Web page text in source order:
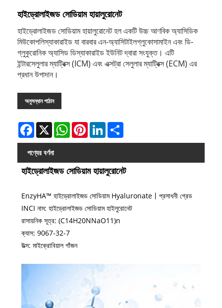
হাইড্রোলাইজড সোডিয়াম হায়ালুরোনেট
হাইড্রোলাইজড সোডিয়াম হায়ালুরোনেট হল একটি উচ্চ আণবিক অ্যাসিডিক
মিউকোপলিস্যাকারাইড যা বারবার এন-অ্যাসিটাইলগ্লুকোসামাইন এবং ডি-
গ্লুকুরোনিক অ্যাসিড ডিস্যাকারাইড ইউনিট দ্বারা সংযুক্ত। এটি
ইন্টারসেলুলার ম্যাট্রিক্স (ICM) এবং এক্সট্রা সেলুলার ম্যাট্রিক্স (ECM) এর
প্রধান উপাদান।
অনুসন্ধান পাঠান
Facebook
X WhatsAppPinterestLinkedIn
পণ্যের বর্ণনা
হাইড্রোলাইজড সোডিয়াম হায়ালুরোনেট
EnzyHA™ হাইড্রোলাইজড সোডিয়াম Hyaluronate丨প্রসাধনী গ্রেড
INCI নাম: হাইড্রোলাইজড সোডিয়াম হাইলুরোনেট
রাসায়নিক সূত্র: (C14H20NNaO11)n
ক্যাস: 9067-32-7
উত্স: মাইক্রোবিয়াল গাঁজন